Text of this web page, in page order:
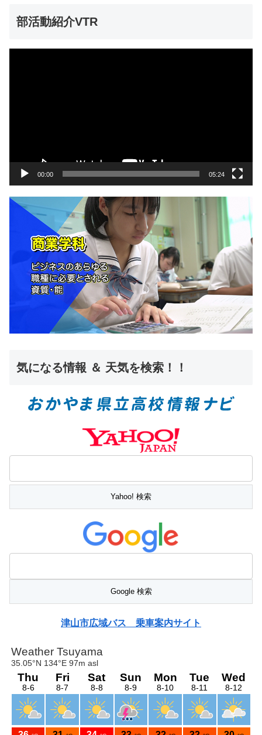
部活動紹介VTR
00:00 05:24
気になる情報 ＆ 天気を検索！！
津山市広域バス 乗車案内サイト